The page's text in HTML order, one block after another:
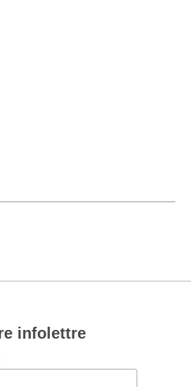
infolettre